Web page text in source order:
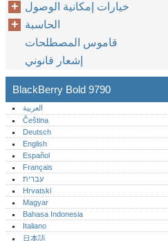
خيارات إمكانية الوصول
الحاسبة
قاموس المصطلحات
إشعار قانوني
BlackBerry Bold 9790
العربية
Čeština
Deutsch
English
Español
Français
עברית
Hrvatski
Magyar
Bahasa Indonesia
Italiano
日本語